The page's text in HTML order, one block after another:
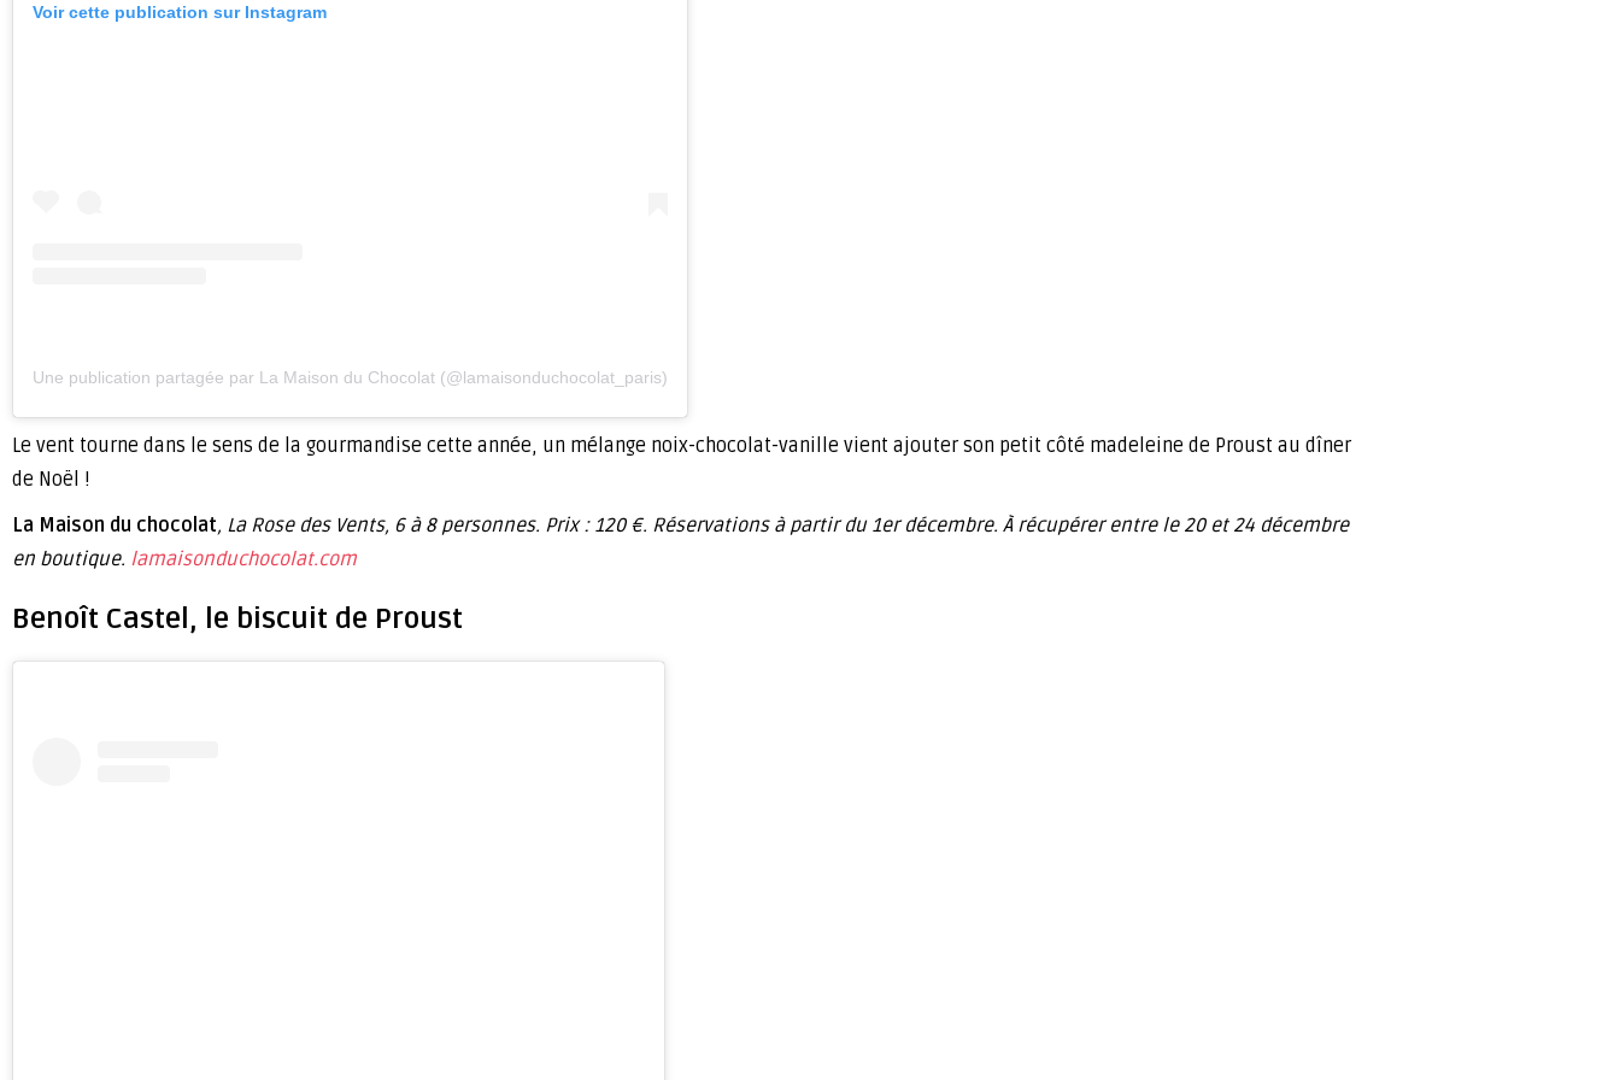
Voir cette publication sur Instagram
Une publication partagée par La Maison du Chocolat (@lamaisonduchocolat_paris)
Le vent tourne dans le sens de la gourmandise cette année, un mélange noix-chocolat-vanille vient ajouter son petit côté madeleine de Proust au dîner
de Noël !
La Maison du chocolat, La Rose des Vents, 6 à 8 personnes. Prix : 120 €. Réservations à partir du 1er décembre. À récupérer entre le 20 et 24 décembre
en boutique. lamaisonduchocolat.com
Benoît Castel, le biscuit de Proust